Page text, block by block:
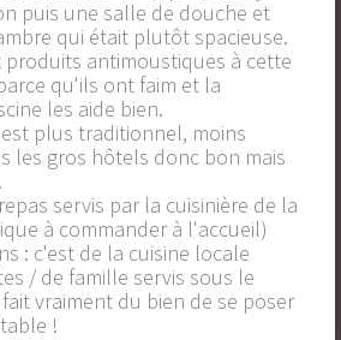
puis une salle de douche et
qui était plutôt spacieuse.
produits antimoustiques à cette
qu'ils ont faim et la
les aide bien.
plus traditionnel, moins
les gros hôtels donc bon mais
servis par la cuisinière de la
à commander à l'accueil)
: c'est de la cuisine locale
/ de famille servis sous le
vraiment du bien de se poser
!